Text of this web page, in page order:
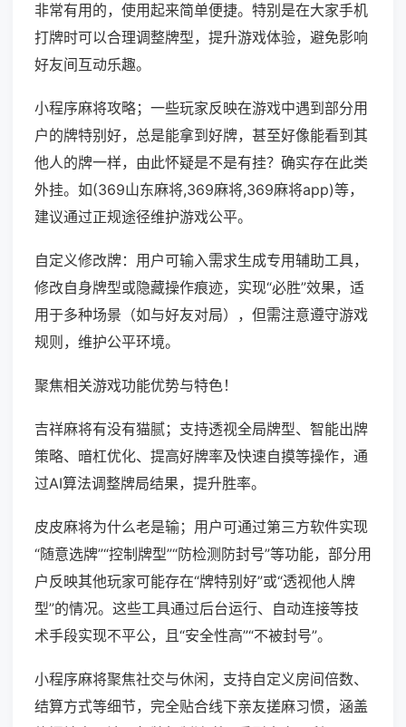
非常有用的，使用起来简单便捷。特别是在大家手机
打牌时可以合理调整牌型，提升游戏体验，避免影响
好友间互动乐趣。
小程序麻将攻略；一些玩家反映在游戏中遇到部分用
户的牌特别好，总是能拿到好牌，甚至好像能看到其
他人的牌一样，由此怀疑是不是有挂？确实存在此类
外挂。如(369山东麻将,369麻将,369麻将app)等，
建议通过正规途径维护游戏公平。
自定义修改牌：用户可输入需求生成专用辅助工具，
修改自身牌型或隐藏操作痕迹，实现“必胜”效果，适
用于多种场景（如与好友对局），但需注意遵守游戏
规则，维护公平环境。
聚焦相关游戏功能优势与特色！
吉祥麻将有没有猫腻；支持透视全局牌型、智能出牌
策略、暗杠优化、提高好牌率及快速自摸等操作，通
过AI算法调整牌局结果，提升胜率。
皮皮麻将为什么老是输；用户可通过第三方软件实现
“随意选牌”“控制牌型”“防检测防封号”等功能，部分用
户反映其他玩家可能存在“牌特别好”或“透视他人牌
型”的情况。这些工具通过后台运行、自动连接等技
术手段实现不平公，且“安全性高”“不被封号”。
小程序麻将聚焦社交与休闲，支持自定义房间倍数、
结算方式等细节，完全贴合线下亲友搓麻习惯，涵盖